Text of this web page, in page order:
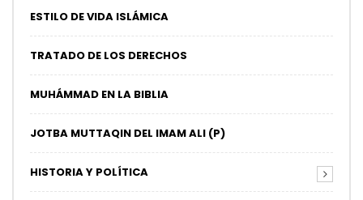
ESTILO DE VIDA ISLÁMICA
TRATADO DE LOS DERECHOS
MUHÁMMAD EN LA BIBLIA
JOTBA MUTTAQIN DEL IMAM ALI (P)
HISTORIA Y POLÍTICA